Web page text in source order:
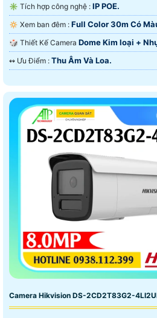
✳️ Tích hợp công nghệ : IP POE.
🔅 Xem ban đêm : Full Color 30m Có
🎲 Thiết Kế Camera Dome Kim loại +
️↭ Ưu Điểm : Thu Âm Và Loa.
Camera Hikvision DS-2CD2T83G2-